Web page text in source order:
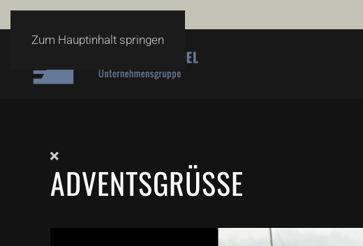
Zum Hauptinhalt springen
ADVENTSGRÜSSE